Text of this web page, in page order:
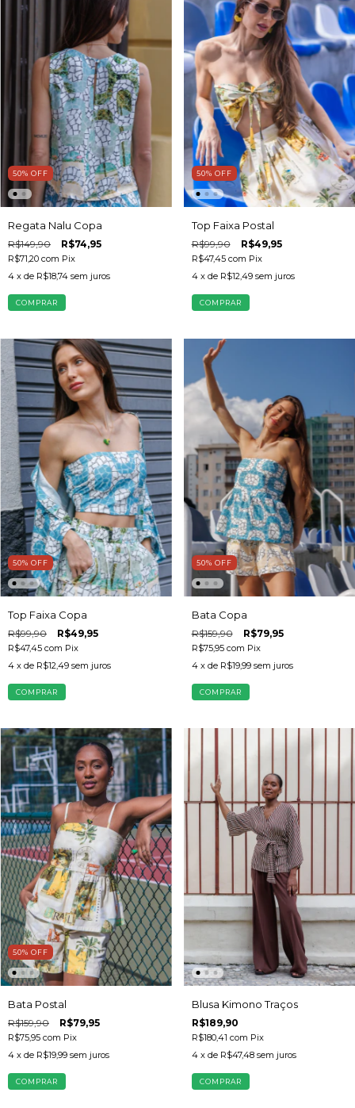
50% OFF
Regata Nalu Copa
R$149,90 R$74,95
R$71,20 com Pix
4 x de R$18,74 sem juros
COMPRAR
50% OFF
Top Faixa Postal
R$99,90 R$49,95
R$47,45 com Pix
4 x de R$12,49 sem juros
COMPRAR
50% OFF
Top Faixa Copa
R$99,90 R$49,95
R$47,45 com Pix
4 x de R$12,49 sem juros
COMPRAR
50% OFF
Bata Copa
R$159,90 R$79,95
R$75,95 com Pix
4 x de R$19,99 sem juros
COMPRAR
50% OFF
Bata Postal
R$159,90 R$79,95
R$75,95 com Pix
4 x de R$19,99 sem juros
COMPRAR
Blusa Kimono Traços
R$189,90
R$180,41 com Pix
4 x de R$47,48 sem juros
COMPRAR